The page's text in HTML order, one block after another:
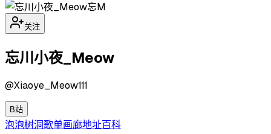
忘M
关注
忘川小夜_Meow
@Xiaoye_Meow111
B站
泡泡树洞歌单画廊地址百科